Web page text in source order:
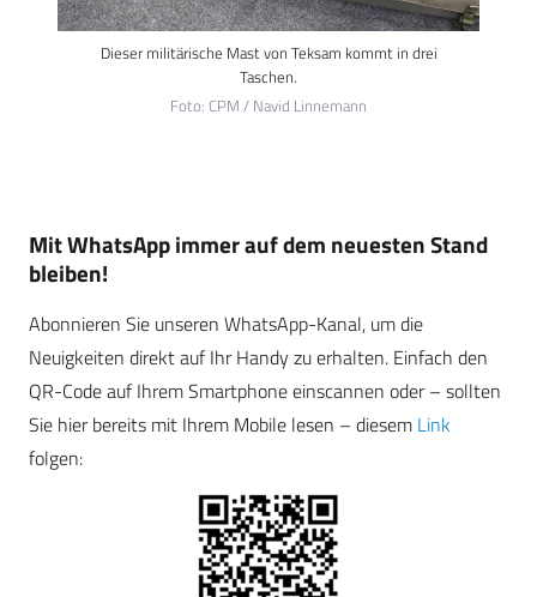
Dieser militärische Mast von Teksam kommt in drei
Taschen.
Foto: CPM / Navid Linnemann
Mit WhatsApp immer auf dem neuesten Stand
bleiben!
Abonnieren Sie unseren WhatsApp-Kanal, um die
Neuigkeiten direkt auf Ihr Handy zu erhalten. Einfach den
QR-Code auf Ihrem Smartphone einscannen oder – sollten
Sie hier bereits mit Ihrem Mobile lesen – diesem Link
folgen: